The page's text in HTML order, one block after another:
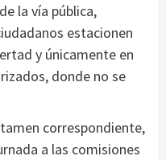
la vía pública,
estacionen
y únicamente en
donde no se
correspondiente,
a las comisiones